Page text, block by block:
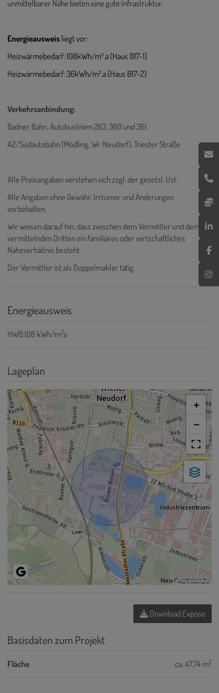
unmittelbarer Nähe bieten eine gute Infrastruktur.
Energieausweisliegt vor:
Heizwärmebedarf: 108kWh/m².a (Haus B17-1)
Heizwärmebedarf: 36kWh/m².a (Haus B17-2)
Verkehrsanbindung:
Badner Bahn, Autobuslinien 263, 360 und 361
A2/Südautobahn (Mödling, Wr. Neudorf), Triester Straße
Alle Preisangaben verstehen sich zzgl. der gesetzl. Ust.
Alle Angaben ohne Gewähr, Irrtümer und Änderungen
vorbehalten.
Wir weisen darauf hin, dass zwischen dem Vermittler und dem zu
vermittelnden Dritten ein familiäres oder wirtschaftliches
Naheverhältnis besteht.
Der Vermittler ist als Doppelmakler tätig.
Energieausweis
HWB108 kWh/m2a
Lageplan
+
−
Tiles ©basemap.at
Download Expose
Basisdaten zum Projekt
Fläche ca. 47,74 m2